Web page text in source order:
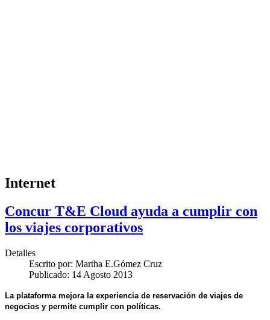
Internet
Concur T&E Cloud ayuda a cumplir con
los viajes corporativos
Detalles
Escrito por: Martha E.Gómez Cruz
Publicado: 14 Agosto 2013
La plataforma mejora la experiencia de reservación de viajes de
negocios y permite cumplir con políticas.